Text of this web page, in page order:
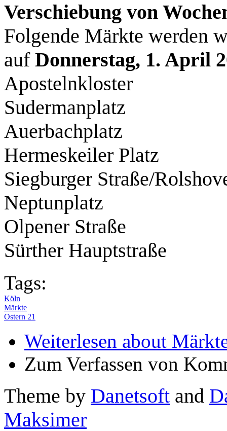
Verschiebung von
Folgende Märkte werden
auf Donnerstag, 1. April
Apostelnkloster
Sudermanplatz
Auerbachplatz
Hermeskeiler Platz
Siegburger Straße/
Neptunplatz
Olpener Straße
Sürther Hauptstraße
Tags:
Köln
Märkte
Ostern 21
Weiterlesen about
Zum Verfassen von
Theme by Danetsoft and
Maksimer